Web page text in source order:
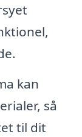
kan
så
til dit